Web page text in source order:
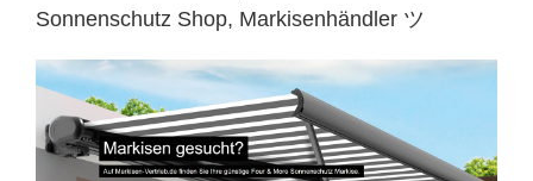
Sonnenschutz Shop, Markisenhändler ツ